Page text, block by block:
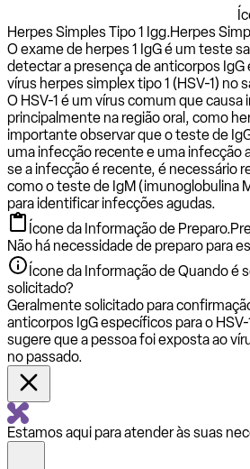
Herpes Simples Tipo 1 Igg.Herpes
O exame de herpes 1 IgG é um teste
detectar a presença de anticorpos
vírus herpes simplex tipo 1 (HSV-1) no
O HSV-1 é um vírus comum que causa
principalmente na região oral, como
importante observar que o teste de
uma infecção recente e uma infecção
se a infecção é recente, é necessário
como o teste de IgM (imunoglobulina
para identificar infecções agudas.
Ícone da Informação de Preparo.
Não há necessidade de preparo para
Ícone da Informação de Quando é
solicitado?
Geralmente solicitado para
anticorpos IgG específicos para o
sugere que a pessoa foi exposta ao
no passado.
Estamos aqui para atender às suas